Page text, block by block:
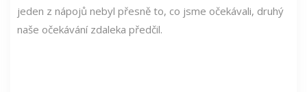
jeden z nápojů nebyl přesně to, co jsme očekávali, druhý
naše očekávání zdaleka předčil.